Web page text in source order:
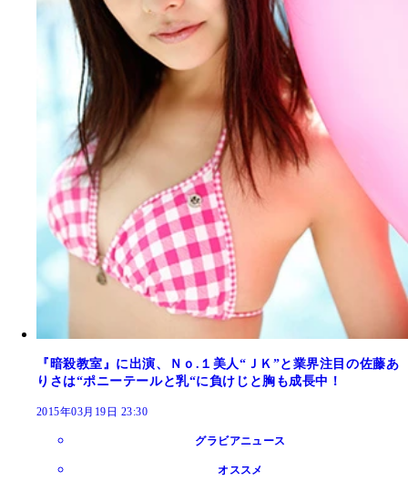
『暗殺教室』に出演、Ｎｏ.１美人“ＪＫ”と業界注目の佐藤あ
りさは“ポニーテールと乳“に負けじと胸も成長中！
2015年03月19日 23:30
グラビアニュース
オススメ